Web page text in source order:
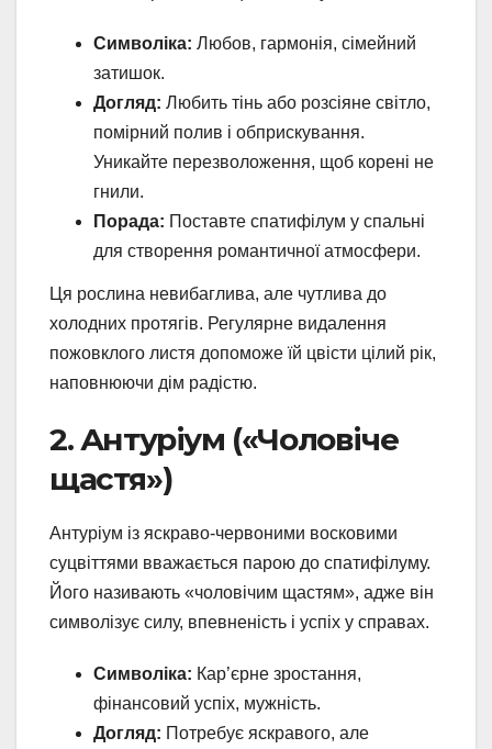
Символіка: Любов, гармонія, сімейний
затишок.
Догляд: Любить тінь або розсіяне світло,
помірний полив і обприскування.
Уникайте перезволоження, щоб корені не
гнили.
Порада: Поставте спатифілум у спальні
для створення романтичної атмосфери.
Ця рослина невибаглива, але чутлива до
холодних протягів. Регулярне видалення
пожовклого листя допоможе їй цвісти цілий рік,
наповнюючи дім радістю.
2. Антуріум («Чоловіче
щастя»)
Антуріум із яскраво-червоними восковими
суцвіттями вважається парою до спатифілуму.
Його називають «чоловічим щастям», адже він
символізує силу, впевненість і успіх у справах.
Символіка: Кар’єрне зростання,
фінансовий успіх, мужність.
Догляд: Потребує яскравого, але